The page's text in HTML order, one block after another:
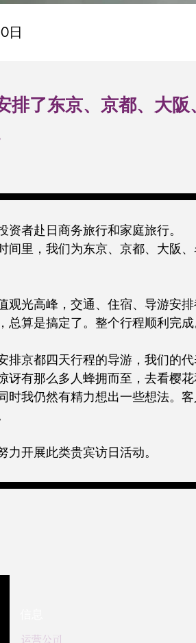
日
排了东京、京都、大
资者赴日商务旅行和家庭旅行。
间里，我们为东京、京都、大阪
观光高峰，交通、住宿、导游安
总算是搞定了。整个行程顺利完成
排京都四天行程的导游，我们的
讶有那么多人蜂拥而至，去看樱
时我仍然有精力想出一些想法。
力开展此类贵宾访日活动。
运营公司